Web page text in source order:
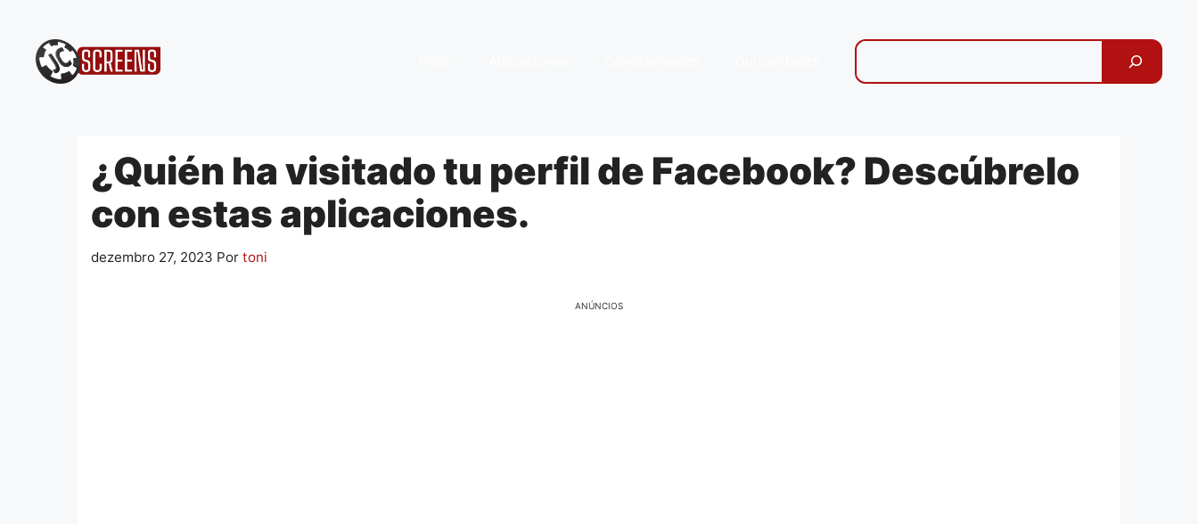
conteúdo
¿Quién ha visitado tu perfil de Facebook? Descúbrelo
con estas aplicaciones.
dezembro 27, 2023 Por toni
ANÚNCIOS